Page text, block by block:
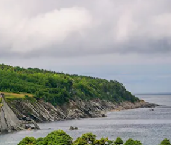
e para baixo do teclado ou tocando e